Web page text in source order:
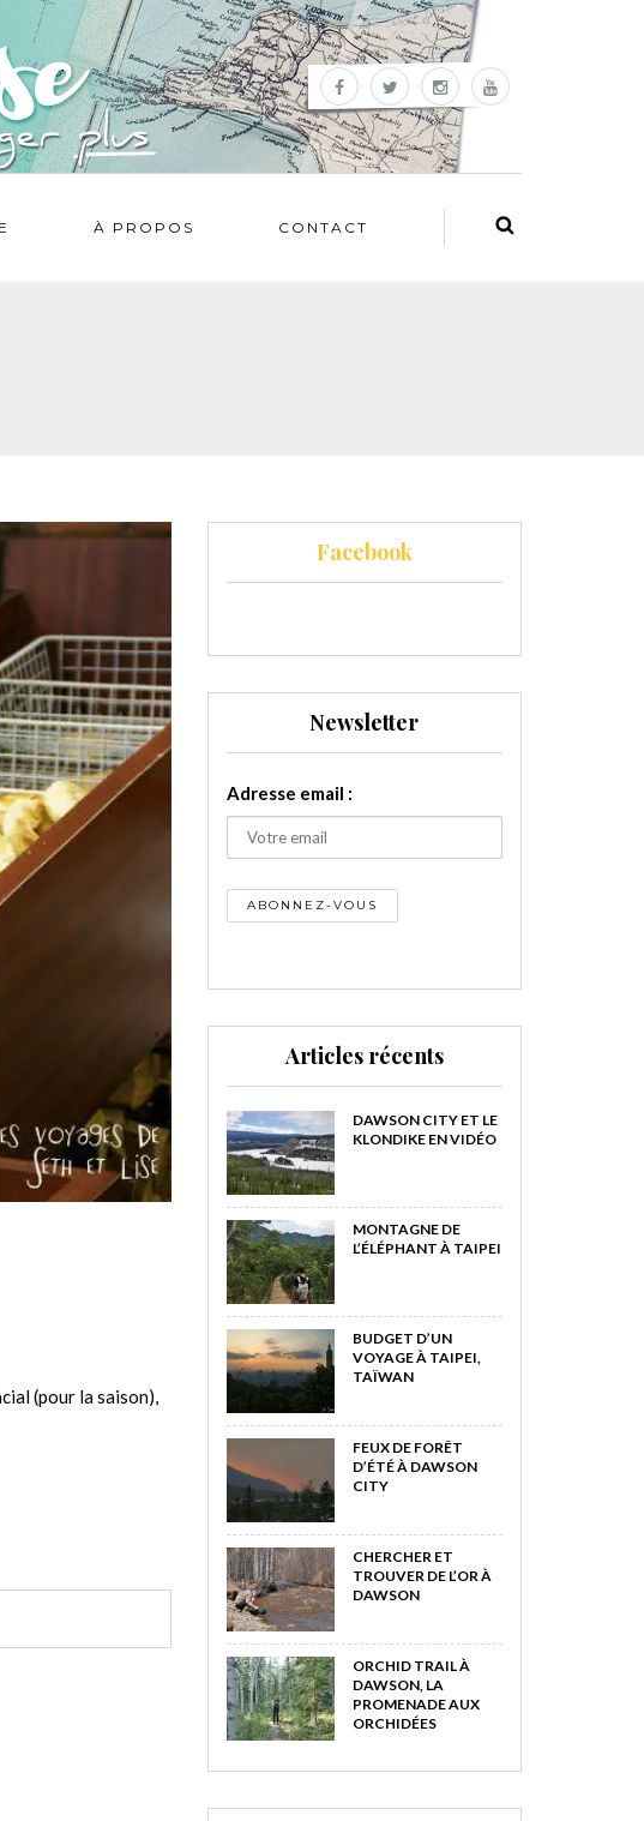
À PROPOS CONTACT
(pour la saison),
Facebook
Newsletter
Adresse email :
Articles récents
DAWSON CITY ET LE
KLONDIKE EN VIDÉO
MONTAGNE DE
L’ÉLÉPHANT À TAIPEI
BUDGET D’UN
VOYAGE À TAIPEI,
TAÏWAN
FEUX DE FORÊT
D’ÉTÉ À DAWSON
CITY
CHERCHER ET
TROUVER DE L’OR À
DAWSON
ORCHID TRAIL À
DAWSON, LA
PROMENADE AUX
ORCHIDÉES